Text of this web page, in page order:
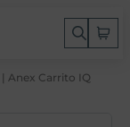
| Anex Carrito IQ